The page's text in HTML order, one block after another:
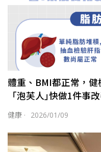
體重、BMI都正常，健
「泡芙人｣快做1件事
健康 · 2026/01/09